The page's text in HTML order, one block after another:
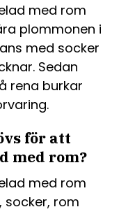
med rom
plommonen i
med socker
Sedan
rena burkar
för att
med rom?
med rom
socker, rom